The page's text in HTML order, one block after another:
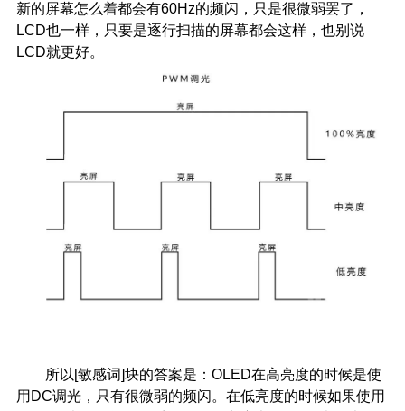
新的屏幕怎么着都会有60Hz的频闪，只是很微弱罢了，
LCD也一样，只要是逐行扫描的屏幕都会这样，也别说
LCD就更好。
所以[敏感词]块的答案是：OLED在高亮度的时候是使
用DC调光，只有很微弱的频闪。在低亮度的时候如果使用